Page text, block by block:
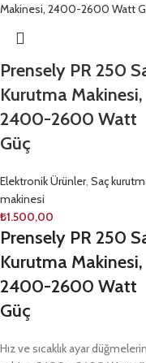
Prensely PR 250
Kurutma Makinesi,
2400-2600 Watt
Güç
Elektronik Ürünler, Saç
makinesi
₺1.500,00
Prensely PR 250
Kurutma Makinesi,
2400-2600 Watt
Güç
Hız ve sıcaklık ayar